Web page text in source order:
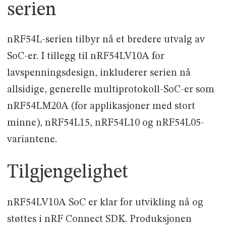
serien
nRF54L-serien tilbyr nå et bredere utvalg av
SoC-er. I tillegg til nRF54LV10A for
lavspenningsdesign, inkluderer serien nå
allsidige, generelle multiprotokoll-SoC-er som
nRF54LM20A (for applikasjoner med stort
minne), nRF54L15, nRF54L10 og nRF54L05-
variantene.
Tilgjengelighet
nRF54LV10A SoC er klar for utvikling nå og
støttes i nRF Connect SDK. Produksjonen